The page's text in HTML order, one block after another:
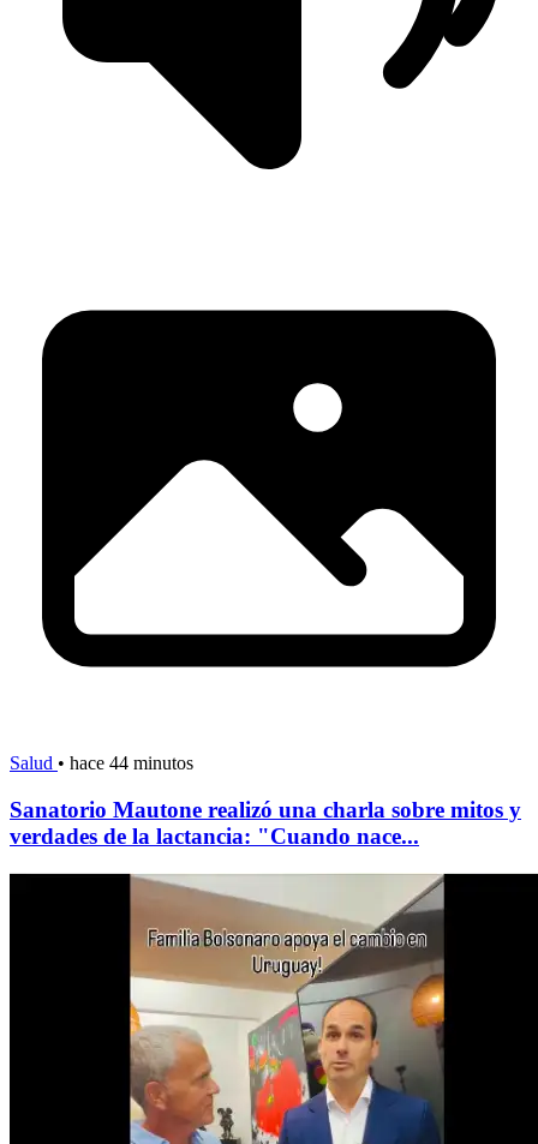
Salud • hace 44 minutos
Sanatorio Mautone realizó una charla sobre mitos y
verdades de la lactancia: "Cuando nace...